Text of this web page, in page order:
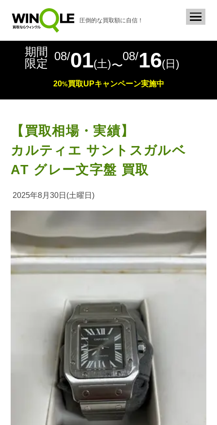
圧倒的な買取額に自信！
期間
限定
08/01(土)〜
08/16(日)
20%買取UPキャンペーン実施中
【買取相場・実績】
カルティエ サントスガルベ
AT グレー文字盤 買取
2025年8月30日(土曜日)